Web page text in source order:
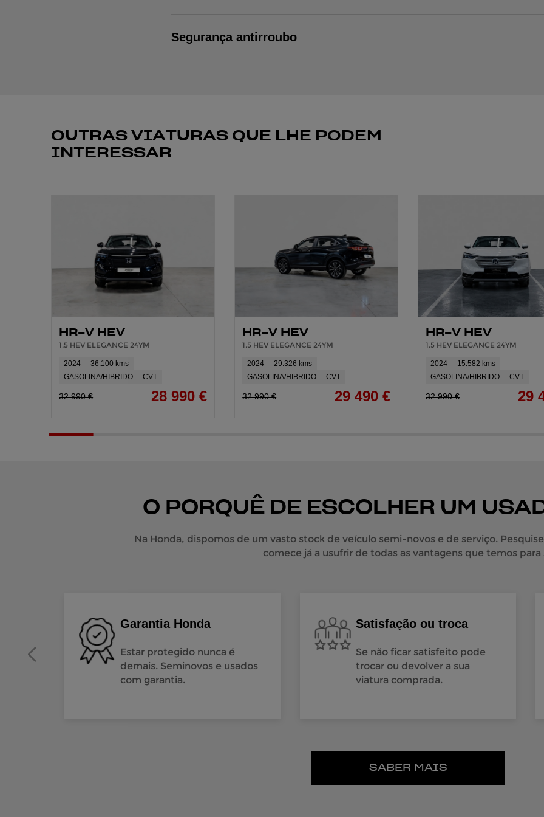
Segurança antirroubo
OUTRAS VIATURAS QUE LHE PODEM
INTERESSAR
HR-V HEV
1.5 HEV ELEGANCE 24YM
2024
36.100 kms
GASOLINA/HIBRIDO
CVT
32 990 € 28 990 €
HR-V HEV
1.5 HEV ELEGANCE 24YM
2024
29.326 kms
GASOLINA/HIBRIDO
CVT
32 990 € 29 490 €
HR-V HEV
1.5 HEV ELEGANCE 24YM
2024
15.582 kms
GASOLINA/HIBRIDO
CVT
32 990 € 29
O PORQUÊ DE ESCOLHER UM
Na Honda, dispomos de um vasto stock de veículo semi-novos e de serviço.
comece já a usufrir de todas as vantagens que temos para
Garantia Honda
Estar protegido nunca é
demais. Seminovos e usados
com garantia.
Satisfação ou troca
Se não ficar satisfeito pode
trocar ou devolver a sua
viatura comprada.
SABER MAIS